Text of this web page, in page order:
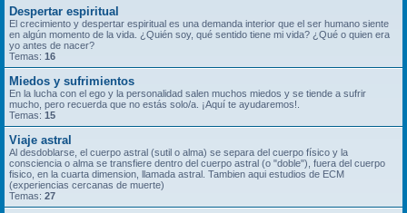
Despertar espiritual
El crecimiento y despertar espiritual es una demanda interior que el ser humano siente
en algún momento de la vida. ¿Quién soy, qué sentido tiene mi vida? ¿Qué o quien era
yo antes de nacer?
Temas: 16
Miedos y sufrimientos
En la lucha con el ego y la personalidad salen muchos miedos y se tiende a sufrir
mucho, pero recuerda que no estás solo/a. ¡Aquí te ayudaremos!.
Temas: 15
Viaje astral
Al desdoblarse, el cuerpo astral (sutil o alma) se separa del cuerpo físico y la
consciencia o alma se transfiere dentro del cuerpo astral (o "doble"), fuera del cuerpo
fisico, en la cuarta dimension, llamada astral. Tambien aqui estudios de ECM
(experiencias cercanas de muerte)
Temas: 27